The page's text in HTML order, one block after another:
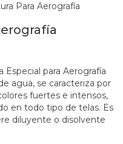
Para Aerografía
Especial para Aerografía
agua, se caracteriza por
fuertes e intensos,
en todo tipo de telas. Es
diluyente o disolvente